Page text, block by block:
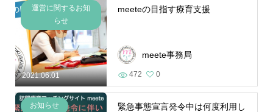
2021.06.01
運営に関するお知
らせ
meeteの目指す療育支援
meete事務局
472 0
お知らせ
緊急事態宣言発令中は何度利用し